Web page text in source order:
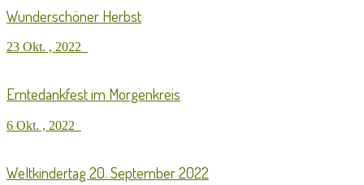
Wunderschöner Herbst
23 Okt. , 2022
Erntedankfest im Morgenkreis
6 Okt. , 2022
Weltkindertag 20. September 2022